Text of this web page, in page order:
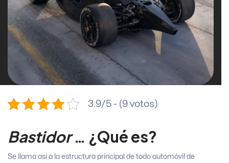
3.9/5 - (9 votos)
Bastidor… ¿Qué es?
Se llama así a la estructura principal de todo automóvil de